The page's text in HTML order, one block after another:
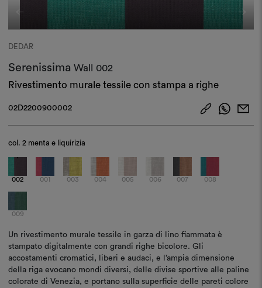
DEDAR
SerenissimaWall
002
Rivestimento murale tessile con stampa a righe
02D2200900002
col.2 menta e liquirizia
002 001 003 004 005 006 007 008
009
Un rivestimento murale tessile in garza di lino fiammata è
stampato digitalmente con grandi righe bicolore. Gli
accostamenti cromatici, liberi e audaci, e l’ampia dimensione
della riga evocano mondi diversi, delle divise sportive alle paline
colorate di Venezia, e portano sulla superficie delle pareti colore